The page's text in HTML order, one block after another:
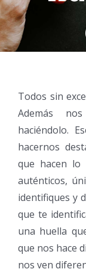
Todos sin
Además
haciéndolo.
hacernos
que hacen lo
auténticos,
identifiques y
que te
una huella
que nos hace
nos ven